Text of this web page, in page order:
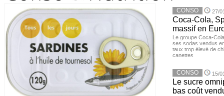
CONSO 27/
Coca-Cola,
massif en
Le groupe Coca-
ses sodas vendus
taux trop élevé de
canettes
CONSO 15/
Le sucre
bas coût